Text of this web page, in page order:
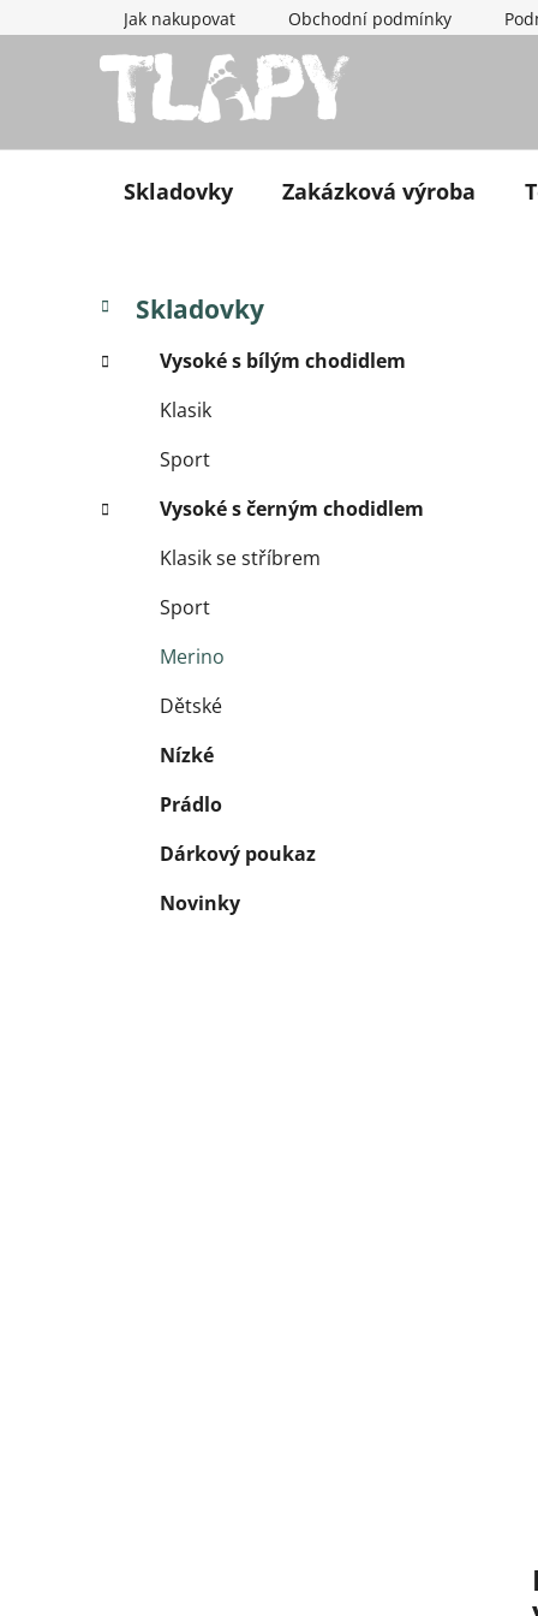
Přejít na obsahJak nakupovat Obchodní podmínky
Skladovky Zakázková výroba
Postranní panel
Přeskočit kategorie
Kategorie
Skladovky
Vysoké s bílým chodidlem
Klasik
Sport
Vysoké s černým chodidlem
Klasik se stříbrem
Sport
Merino
Dětské
Nízké
Prádlo
Dárkový poukaz
Novinky